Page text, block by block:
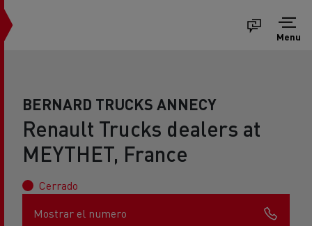
Menu
BERNARD TRUCKS ANNECY
Renault Trucks dealers at
MEYTHET, France
Cerrado
Mostrar el numero